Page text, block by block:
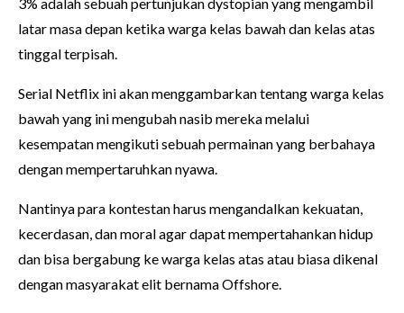
latar masa depan ketika warga kelas bawah dan kelas atas
tinggal terpisah.
Serial Netflix ini akan menggambarkan tentang warga kelas
bawah yang ini mengubah nasib mereka melalui
kesempatan mengikuti sebuah permainan yang berbahaya
dengan mempertaruhkan nyawa.
Nantinya para kontestan harus mengandalkan kekuatan,
kecerdasan, dan moral agar dapat mempertahankan hidup
dan bisa bergabung ke warga kelas atas atau biasa dikenal
dengan masyarakat elit bernama Offshore.